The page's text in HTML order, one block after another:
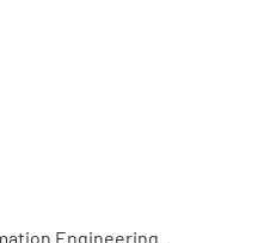
Engineering.